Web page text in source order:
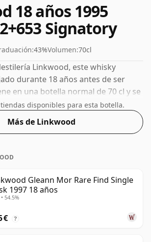
18 años 1995
Signatory
43%Volumen:70cl
Linkwood, este whisky
durante 18 años antes de ser
en una botella normal de 70 cl y se
ABV saludable del 43%.
disponibles para esta botella.
Más de Linkwood
Gleann Mor Rare Find Single
1997 18 años
54.5%
€ ?